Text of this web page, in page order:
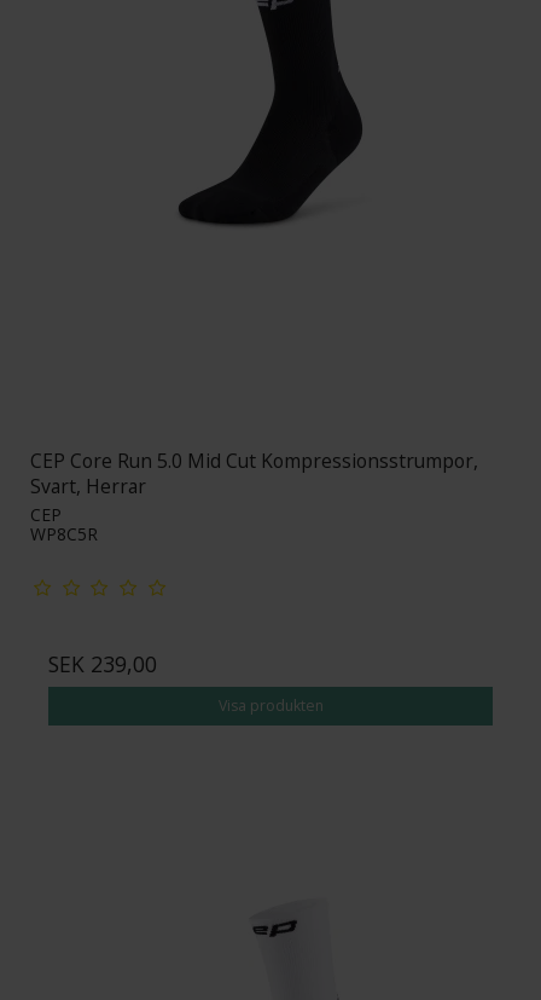
CEP Core Run 5.0 Mid Cut Kompressionsstrumpor,
Svart, Herrar
CEP
WP8C5R
SEK 239,00
Visa produkten